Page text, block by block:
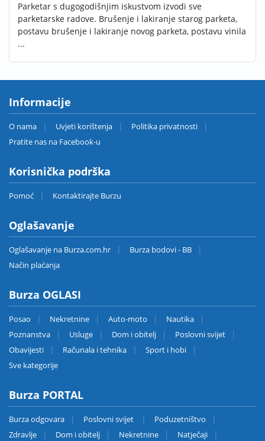
Parketar s dugogodišnjim iskustvom izvodi sve
parketarske radove. Brušenje i lakiranje starog parketa,
postavu brušenje i lakiranje novog parketa, postavu vinila
...
Informacije
O nama Uvjeti korištenja
Politika privatnosti
Pratite nas na Facebook-u
Korisnička podrška
Pomoć Kontaktirajte Burzu
Oglašavanje
Oglašavanje na Burza.com.hr
Burza bodovi - BB
Način plaćanja
Burza OGLASI
Posao Nekretnine Auto-moto
Nautika
Poznanstva
Usluge Dom i obitelj
Poslovni svijet
Obavijesti
Računala i tehnika
Sport i hobi
Sve kategorije
Burza PORTAL
Burza odgovara Poslovni svijet
Poduzetništvo
Zdravlje
Dom i obitelj Nekretnine Natječaji